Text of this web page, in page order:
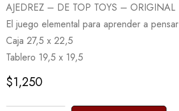
AJEDREZ – DE TOP TOYS – ORIGINAL
El juego elemental para aprender a pensar
Caja 27,5 x 22,5
Tablero 19,5 x 19,5
$1,250